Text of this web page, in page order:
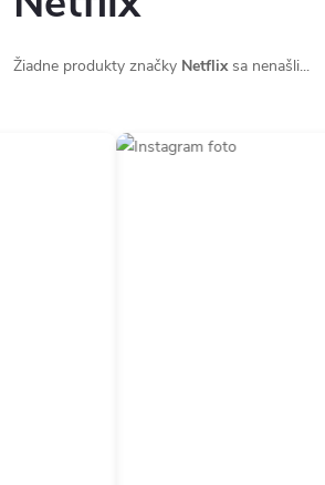
Žiadne produkty značky Netflixsa nenašli...